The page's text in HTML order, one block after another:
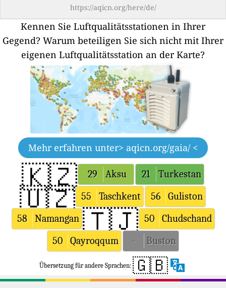
https://aqicn.org/here/de/
Kennen Sie Luftqualitätsstationen in Ihrer
Gegend? Warum beteiligen Sie sich nicht mit Ihrer
eigenen Luftqualitätsstation an der Karte?
Mehr erfahren unter> aqicn.org/gaia/ <
🇰🇿 29 Aksu 21 Turkestan
🇺🇿 55 Taschkent 56
Guliston
58
Namangan 🇹🇯 50
Chudschand
50
Qayroqqum - Buston
Übersetzung für andere Sprachen: 🇬🇧